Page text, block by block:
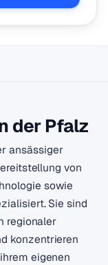
der Pfalz
ansässiger
von
sowie
Sie sind
regionaler
konzentrieren
eigenen